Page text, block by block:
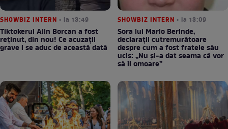
SHOWBIZ INTERN • la 13:49
Tiktokerul Alin Borcan a fost
reținut, din nou! Ce acuzații
grave i se aduc de această dată
SHOWBIZ INTERN • la 13:09
Sora lui Mario Berinde,
declarații cutremurătoare
despre cum a fost fratele său
ucis: „Nu și-a dat seama că vor
să îl omoare”